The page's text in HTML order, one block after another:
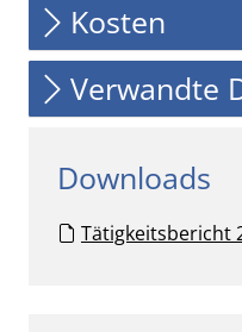
Kosten
Verwandte
Downloads
Tätigkeitsbericht